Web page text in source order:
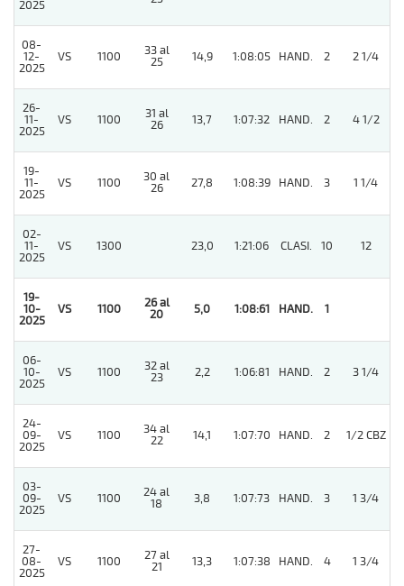
2025
08-
12-
2025
VS 1100
33 al
25
14,9 1:08:05 HAND. 2 2 1/4
26-
11-
2025
VS 1100
31 al
26
13,7 1:07:32 HAND. 2 4 1/2
19-
11-
2025
VS 1100
30 al
26
27,8 1:08:39 HAND. 3 1 1/4
02-
11-
2025
VS 1300 23,0 1:21:06 CLASI. 10 12
19-
10-
2025
VS 1100
26 al
20
5,0 1:08:61 HAND. 1
06-
10-
2025
VS 1100
32 al
23
2,2 1:06:81 HAND. 2 3 1/4
24-
09-
2025
VS 1100
34 al
22
14,1 1:07:70 HAND. 2 1/2 CBZ
03-
09-
2025
VS 1100
24 al
18
3,8 1:07:73 HAND. 3 1 3/4
27-
08-
2025
VS 1100
27 al
21
13,3 1:07:38 HAND. 4 1 3/4